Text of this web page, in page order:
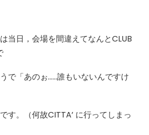
当日，会場を間違えてなんとCLUB
で「あのぉ……誰もいないんですけ
す。（何故CITTA’ に行ってしまっ